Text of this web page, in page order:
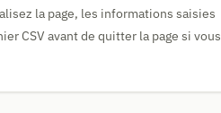
la page, les informations saisies
CSV avant de quitter la page si vous